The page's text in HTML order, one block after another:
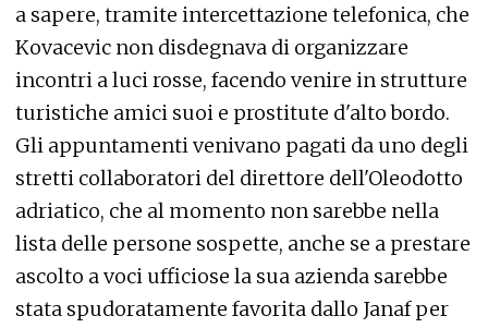
a sapere, tramite intercettazione telefonica, che
Kovacevic non disdegnava di organizzare
incontri a luci rosse, facendo venire in strutture
turistiche amici suoi e prostitute d'alto bordo.
Gli appuntamenti venivano pagati da uno degli
stretti collaboratori del direttore dell'Oleodotto
adriatico, che al momento non sarebbe nella
lista delle persone sospette, anche se a prestare
ascolto a voci ufficiose la sua azienda sarebbe
stata spudoratamente favorita dallo Janaf per